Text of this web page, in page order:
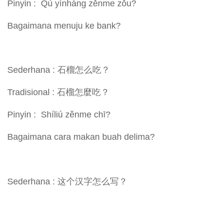
Pinyin : Qù yínháng zěnme zǒu?
Bagaimana menuju ke bank?
Sederhana : 石榴怎么吃？
Tradisional : 石榴怎麼吃？
Pinyin : Shíliú zěnme chī?
Bagaimana cara makan buah delima?
Sederhana : 这个汉字怎么写？